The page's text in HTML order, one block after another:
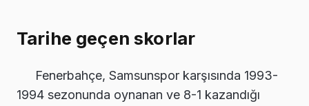
Tarihe geçen skorlar
Fenerbahçe, Samsunspor karşısında 1993-
1994 sezonunda oynanan ve 8-1 kazandığı